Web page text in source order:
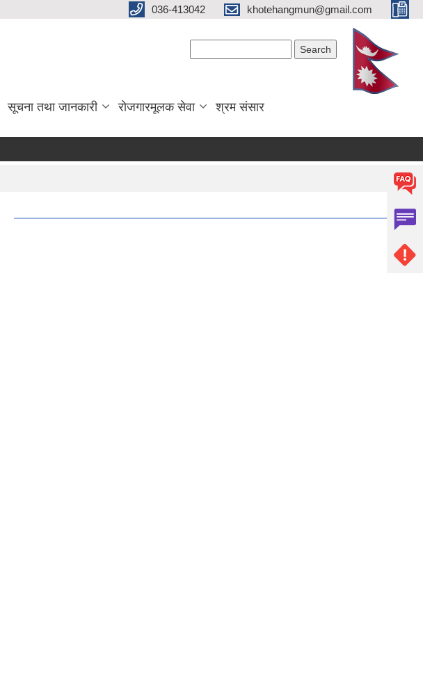
036-413042 khotehangmun@gmail.com
सूचना तथा जानकारी रोजगारमूलक सेवा श्रम संसार